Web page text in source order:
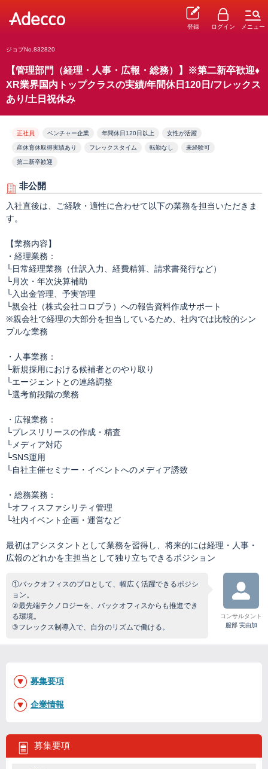
登録 ログイン メニュー
ジョブNo.832820
【管理部門（経理・人事・広報・総務）】※第二新卒歓迎♦
XR業界国内トップクラスの実績/年間休日120日/フレックス
あり/土日祝休み
正社員 ベンチャー企業 年間休日120日以上 女性が活躍
産休育休取得実績あり フレックスタイム 転勤なし 未経験可
第二新卒歓迎
非公開
入社直後は、ご経験・適性に合わせて以下の業務を担当いただきま
す。
【業務内容】
・経理業務：
└日常経理業務（仕訳入力、経費精算、請求書発行など）
└月次・年次決算補助
└入出金管理、予実管理
└親会社（株式会社コロプラ）への報告資料作成サポート
※親会社で経理の大部分を担当しているため、社内では比較的シン
プルな業務
・人事業務：
└新規採用における候補者とのやり取り
└エージェントとの連絡調整
└選考前段階の業務
・広報業務：
└プレスリリースの作成・精査
└メディア対応
└SNS運用
└自社主催セミナー・イベントへのメディア誘致
・総務業務：
└オフィスファシリティ管理
└社内イベント企画・運営など
最初はアシスタントとして業務を習得し、将来的には経理・人事・
広報のどれかを主担当として独り立ちできるポジション
①バックオフィスのプロとして、幅広く活躍できるポジシ
ョン。
②最先端テクノロジーを、バックオフィスからも推進でき
る環境。
③フレックス制導入で、自分のリズムで働ける。
コンサルタント
服部 実由加
募集要項
募集要項
企業情報